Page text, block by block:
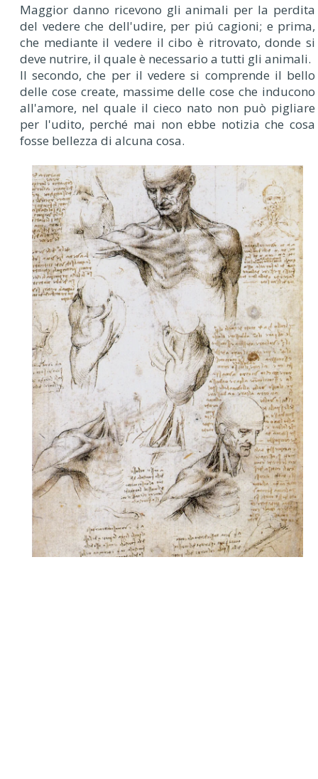
Maggior danno ricevono gli animali per la perdita
del vedere che dell'udire, per piú cagioni; e prima,
che mediante il vedere il cibo è ritrovato, donde si
deve nutrire, il quale è necessario a tutti gli animali.
Il secondo, che per il vedere si comprende il bello
delle cose create, massime delle cose che inducono
all'amore, nel quale il cieco nato non può pigliare
per l'udito, perché mai non ebbe notizia che cosa
fosse bellezza di alcuna cosa.